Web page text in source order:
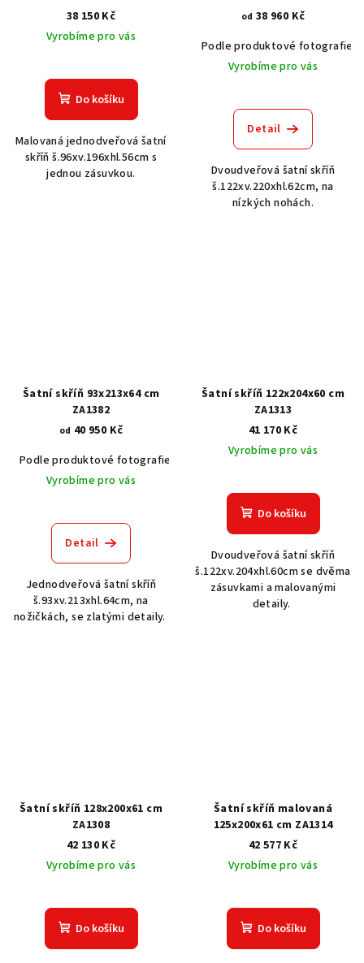
38 150 Kč
Vyrobíme pro vás
Do košíku
Malovaná jednodveřová šatní
skříň š.96xv.196xhl.56cm s
jednou zásuvkou.
od 38 960 Kč
Podle produktové fotografie
Vyrobíme pro vás
Detail
Dvoudveřová šatní skříň
š.122xv.220xhl.62cm, na
nízkých nohách.
Šatní skříň 93x213x64 cm
ZA1382
od 40 950 Kč
Podle produktové fotografie
Akát vintage BT1551
Vyrobíme pro vás
Detail
Jednodveřová šatní skříň
š.93xv.213xhl.64cm, na
nožičkách, se zlatými detaily.
Šatní skříň 122x204x60 cm
ZA1313
41 170 Kč
Vyrobíme pro vás
Do košíku
Dvoudveřová šatní skříň
š.122xv.204xhl.60cm se dvěma
zásuvkami a malovanými
detaily.
Šatní skříň 128x200x61 cm
ZA1308
42 130 Kč
Vyrobíme pro vás
Do košíku
Šatní skříň malovaná
125x200x61 cm ZA1314
42 577 Kč
Vyrobíme pro vás
Do košíku